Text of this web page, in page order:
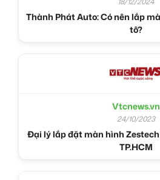
Thành Phát Auto: Có nên lắp
tô?
Vtcnews.vn
24/10/2023
Đại lý lắp đặt màn hình
TP.HCM